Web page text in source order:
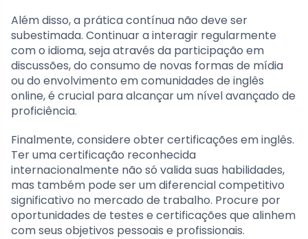
Além disso, a prática contínua não deve ser
subestimada. Continuar a interagir regularmente
com o idioma, seja através da participação em
discussões, do consumo de novas formas de mídia
ou do envolvimento em comunidades de inglês
online, é crucial para alcançar um nível avançado de
proficiência.
Finalmente, considere obter certificações em inglês.
Ter uma certificação reconhecida
internacionalmente não só valida suas habilidades,
mas também pode ser um diferencial competitivo
significativo no mercado de trabalho. Procure por
oportunidades de testes e certificações que alinhem
com seus objetivos pessoais e profissionais.